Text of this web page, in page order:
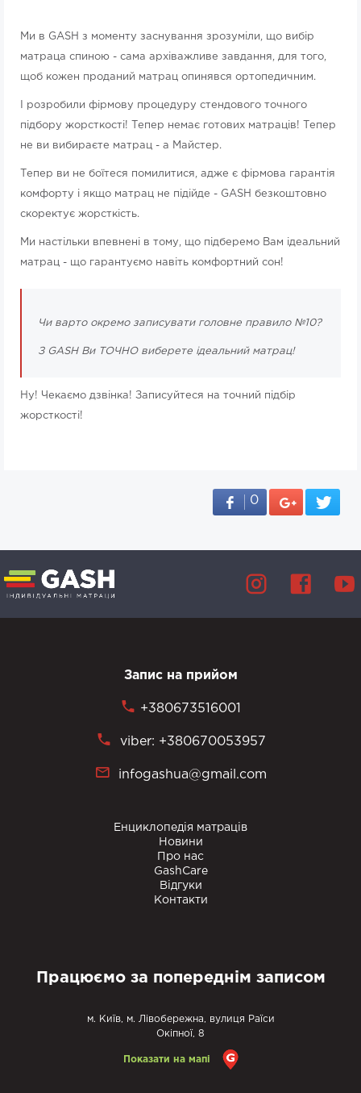
Ми в GASH з моменту заснування зрозуміли, що вибір
матраца спиною - сама архіважливе завдання, для того,
щоб кожен проданий матрац опинявся ортопедичним.
І розробили фірмову процедуру стендового точного
підбору жорсткості! Тепер немає готових матраців! Тепер
не ви вибираєте матрац - а Майстер.
Тепер ви не боїтеся помилитися, адже є фірмова гарантія
комфорту і якщо матрац не підійде - GASH безкоштовно
скоректує жорсткість.
Ми настільки впевнені в тому, що підберемо Вам ідеальний
матрац - що гарантуємо навіть комфортний сон!
Чи варто окремо записувати головне правило №10?
З GASH Ви ТОЧНО виберете ідеальний матрац!
Ну! Чекаємо дзвінка! Записуйтеся на точний підбір
жорсткості!
0
Запис на прийом
+380673516001
viber: +380670053957
infogashua@gmail.com
Енциклопедія матраців
Новини
Про нас
GashCare
Відгуки
Контакти
Працюємо за попереднім записом
м. Київ, м. Лівобережна, вулиця Раїси
Окіпної, 8
Показати на мапі